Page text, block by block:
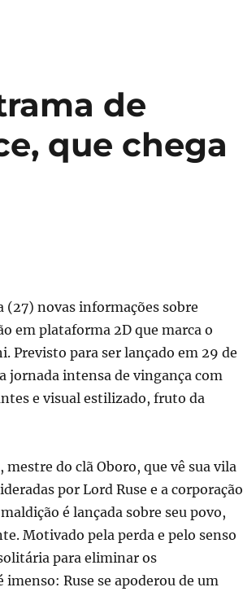
de
que chega
(27) novas informações sobre
em plataforma 2D que marca o
Previsto para ser lançado em 29 de
jornada intensa de vingança com
e visual estilizado, fruto da
do clã Oboro, que vê sua vila
por Lord Ruse e a corporação
é lançada sobre seu povo,
Motivado pela perda e pelo senso
para eliminar os
Ruse se apoderou de um